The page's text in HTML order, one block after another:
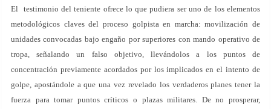
El testimonio del teniente ofrece lo que pudiera ser uno de los elementos
metodológicos claves del proceso golpista en marcha: movilización de
unidades convocadas bajo engaño por superiores con mando operativo de
tropa, señalando un falso objetivo, llevándolos a los puntos de
concentración previamente acordados por los implicados en el intento de
golpe, apostándole a que una vez revelado los verdaderos planes tener la
fuerza para tomar puntos críticos o plazas militares. De no prosperar,